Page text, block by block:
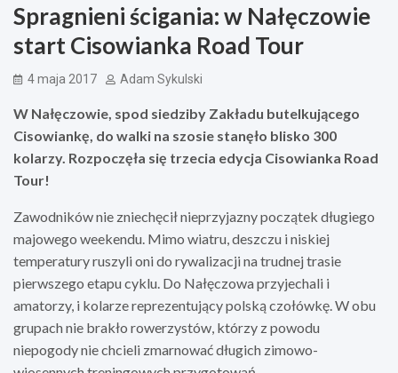
Spragnieni ścigania: w Nałęczowie
start Cisowianka Road Tour
4 maja 2017 Adam Sykulski
W Nałęczowie, spod siedziby Zakładu butelkującego
Cisowiankę, do walki na szosie stanęło blisko 300
kolarzy. Rozpoczęła się trzecia edycja Cisowianka Road
Tour!
Zawodników nie zniechęcił nieprzyjazny początek długiego
majowego weekendu. Mimo wiatru, deszczu i niskiej
temperatury ruszyli oni do rywalizacji na trudnej trasie
pierwszego etapu cyklu. Do Nałęczowa przyjechali i
amatorzy, i kolarze reprezentujący polską czołówkę. W obu
grupach nie brakło rowerzystów, którzy z powodu
niepogody nie chcieli zmarnować długich zimowo-